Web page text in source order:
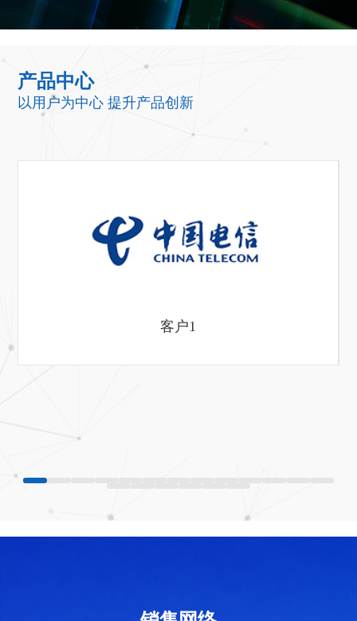
产品中心
以用户为中心 提升产品创新
客户1